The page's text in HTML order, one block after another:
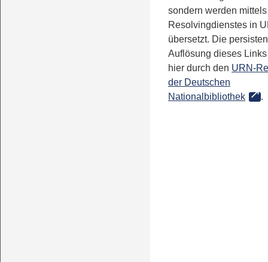
sondern werden
Resolvingdienstes in
übersetzt. Die
Auflösung dieses
hier durch den URN-
der Deutschen
Nationalbibliothek
.